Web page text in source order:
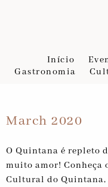
Início
Gastronomia
March 2020
O Quintana é repleto
muito amor! Conheça
Cultural do Quintana,